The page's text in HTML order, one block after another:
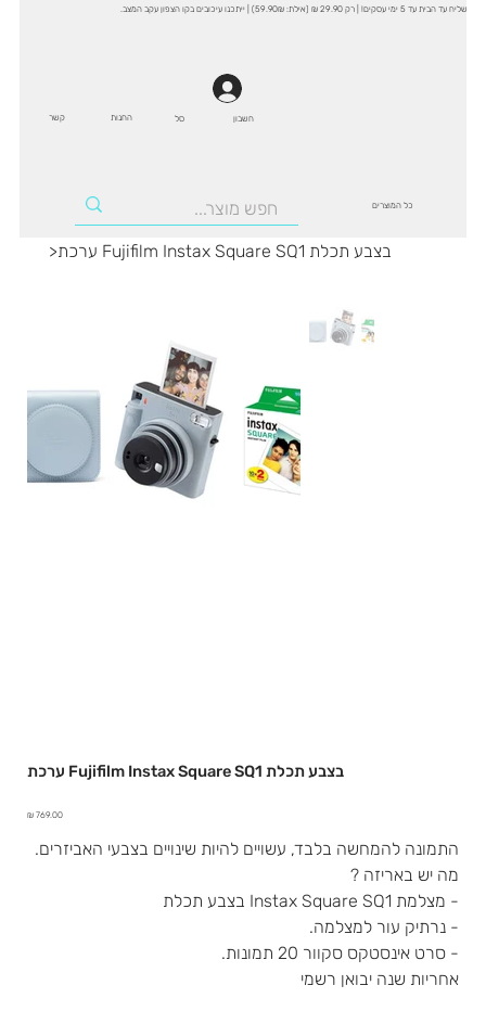
שליח עד הבית עד 5 ימי עסקים! | רק 29.90 ₪ (אילת: 59.90₪) | ייתכנו עיכובים בקו הצפון עקב המצב.
חשבון סל קשר החנות
כל המוצרים
> ערכת Fujifilm Instax Square SQ1 בצבע תכלת
ערכת Fujifilm Instax Square SQ1 בצבע תכלת
מחיר ‏769.00 ‏₪
התמונה להמחשה בלבד, עשויים להיות שינויים בצבעי האביזרים.
מה יש באריזה ?
- מצלמת Instax Square SQ1 בצבע תכלת
- נרתיק עור למצלמה.
- סרט אינסטקס סקוור 20 תמונות.
אחריות שנה יבואן רשמי